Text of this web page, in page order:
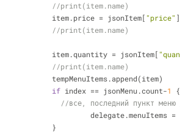
//print(item.name)
                item.price
= jsonItem[ "price" ]
//print(item.name)
                item.quantity
= jsonItem[
//print(item.name)
                tempMenuItems.append(item)
if index == jsonMenu.count-1
{
//все, последний пункт меню
                	 delegate.menuItems
=
                }